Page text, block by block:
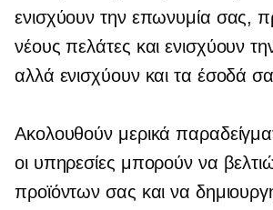
ενισχύουν την επωνυμία σας,
νέους πελάτες και ενισχύουν
αλλά ενισχύουν και τα έσοδά
Ακολουθούν μερικά
οι υπηρεσίες μπορούν να
προϊόντων σας και να